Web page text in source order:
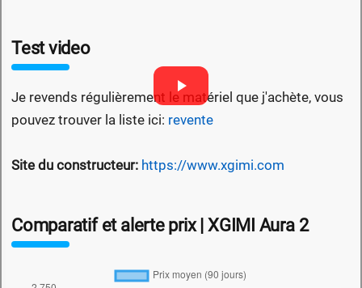
Test video
Je revends régulièrement le matériel que j'achète, vous
pouvez trouver la liste ici: revente
Site du constructeur: https://www.xgimi.com
Comparatif et alerte prix | XGIMI Aura 2